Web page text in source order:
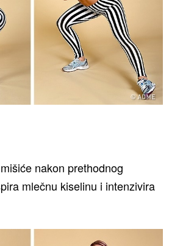
nakon prethodnog
mlečnu kiselinu i intenzivira